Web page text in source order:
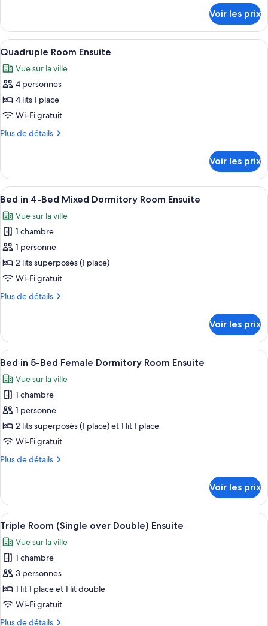
(Bunk
&
Single)
Ensuite
le
type
de
Triple
Room
&
Single)
Voir les prix
Afficher
toutes
les
photos
pour
ce
type
Quadruple
Room
Ensuite
Lits superposés avec une structure
11
Quadruple Room Ensuite
Vue sur la ville
4 personnes
4 lits 1 place
Wi-Fi gratuit
Plus de détails
Plus
le
type
de
Quadruple
Room
Ensuite
Voir les prix
Afficher
toutes
les
photos
pour
ce
type
chambre :
4-
Bed
Mixed
Dormitory
Room
Ensuite
Lits superposés avec une structure
9
Bed in 4-Bed Mixed Dormitory Room Ensuite
Vue sur la ville
1 chambre
1 personne
2 lits superposés (1 place)
Wi-Fi gratuit
Plus de détails
Plus
le
type
de
Bed
in
4-
Bed
Mixed
Dormitory
Room
Ensuite
Voir les prix
Afficher
toutes
les
photos
pour
ce
type
chambre :
5-
Bed
Female
Dormitory
Room
Ensuite
Une chambre de dortoir avec des
6
Bed in 5-Bed Female Dormitory Room Ensuite
Vue sur la ville
1 chambre
1 personne
2 lits superposés (1 place) et 1 lit 1 place
Wi-Fi gratuit
Plus de détails
Plus
le
type
de
chambre
Bed
in
5-
Bed
Female
Dormitory
Room
Ensuite
Voir les prix
Afficher
toutes
les
photos
pour
ce
type
Une petite pièce avec des lits
6
Triple Room (Single over Double) Ensuite
Vue sur la ville
1 chambre
3 personnes
1 lit 1 place et 1 lit double
Wi-Fi gratuit
Plus de détails
Plus